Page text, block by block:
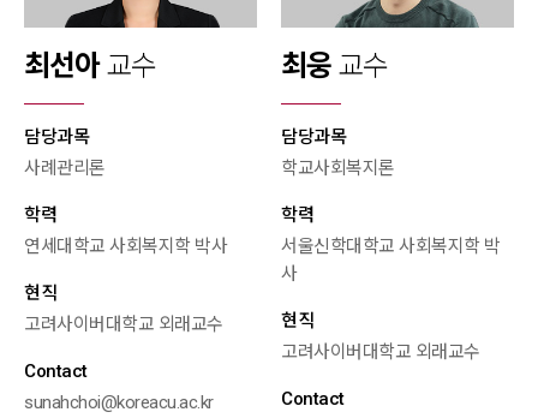
최선아교수
담당과목
사례관리론
학력
연세대학교 사회복지학 박사
현직
고려사이버대학교 외래교수
Contact
sunahchoi@koreacu.ac.kr
최웅 교수
담당과목
학교사회복지론
학력
서울신학대학교 사회복지학 박
사
현직
고려사이버대학교 외래교수
Contact